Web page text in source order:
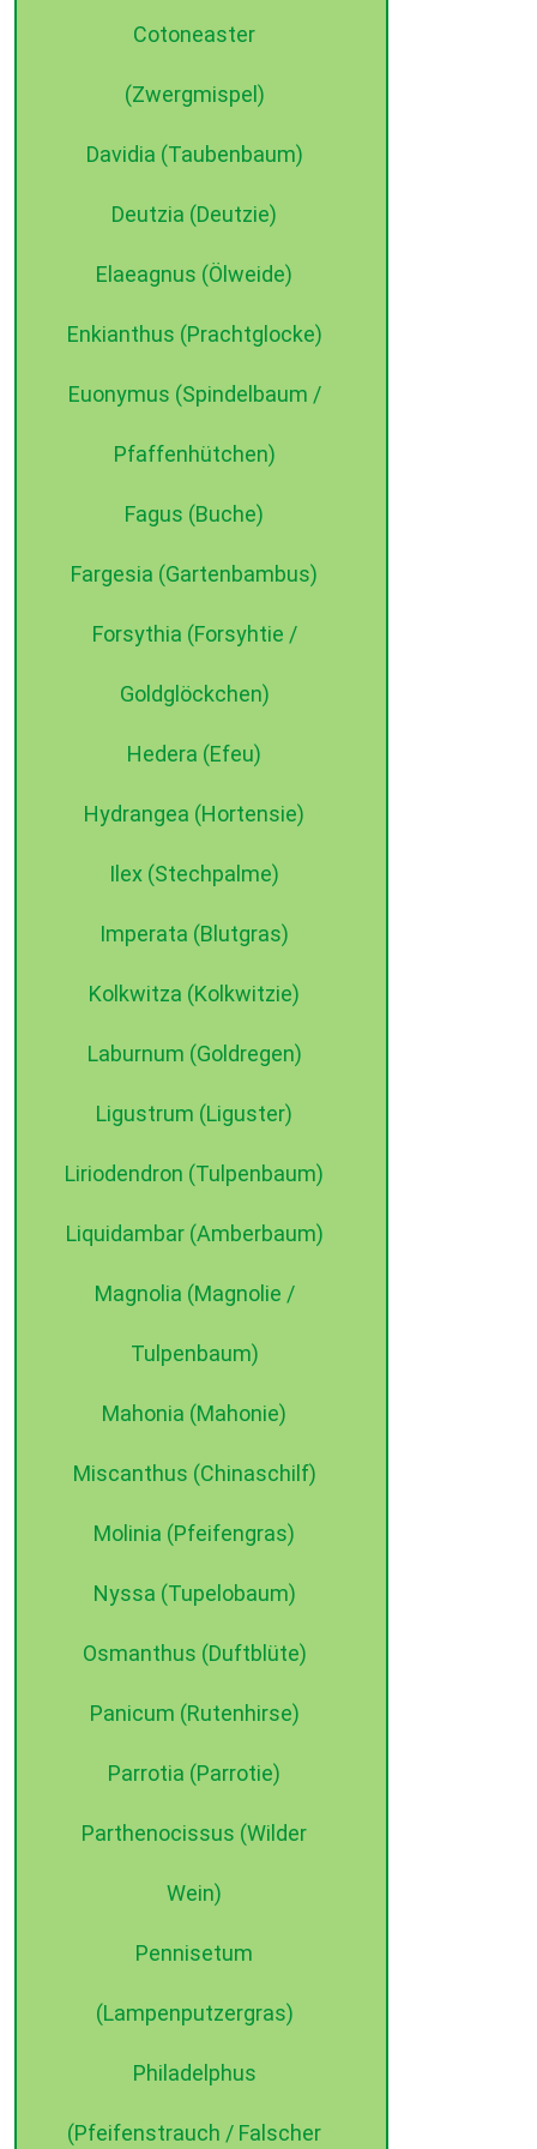
Cotoneaster
(Zwergmispel)
Davidia (Taubenbaum)
Deutzia (Deutzie)
Elaeagnus (Ölweide)
Enkianthus (Prachtglocke)
Euonymus (Spindelbaum /
Pfaffenhütchen)
Fagus (Buche)
Fargesia (Gartenbambus)
Forsythia (Forsyhtie /
Goldglöckchen)
Hedera (Efeu)
Hydrangea (Hortensie)
Ilex (Stechpalme)
Imperata (Blutgras)
Kolkwitza (Kolkwitzie)
Laburnum (Goldregen)
Ligustrum (Liguster)
Liriodendron (Tulpenbaum)
Liquidambar (Amberbaum)
Magnolia (Magnolie /
Tulpenbaum)
Mahonia (Mahonie)
Miscanthus (Chinaschilf)
Molinia (Pfeifengras)
Nyssa (Tupelobaum)
Osmanthus (Duftblüte)
Panicum (Rutenhirse)
Parrotia (Parrotie)
Parthenocissus (Wilder
Wein)
Pennisetum
(Lampenputzergras)
Philadelphus
(Pfeifenstrauch / Falscher